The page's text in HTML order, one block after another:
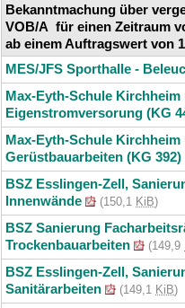
Bekanntmachung über
VOB/A für einen Zeitraum
ab einem Auftragswert von
MES/JFS Sporthalle -
Max-Eyth-Schule Kirchheim
Eigenstromversorung (KG
Max-Eyth-Schule
Gerüstbauarbeiten (KG 392)
BSZ Esslingen-Zell,
Innenwände
(150,1 KiB)
BSZ Sanierung
Trockenbauarbeiten
(149,9
BSZ Esslingen-Zell,
Sanitärarbeiten
(149,1 KiB)